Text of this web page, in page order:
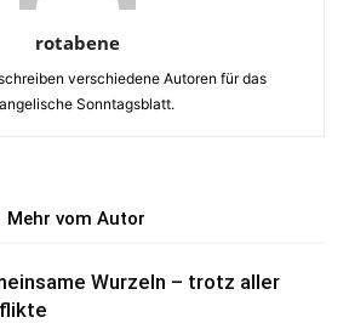
rotabene
verschiedene Autoren für das
Sonntagsblatt.
Mehr vom Autor
Wurzeln – trotz aller